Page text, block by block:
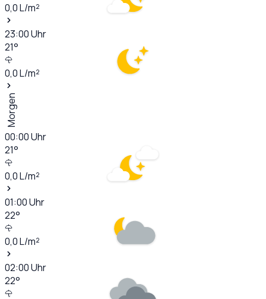
0,0L/m²
23:00Uhr
21°
0,0L/m²
Morgen
00:00Uhr
21°
0,0L/m²
01:00Uhr
22°
0,0L/m²
02:00Uhr
22°